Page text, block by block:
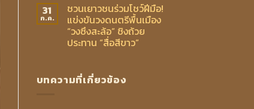
31
ก.ค.
ชวนเยาวชนร่วมโชว์ฝีมือ!
แข่งขันวงดนตรีพื้นเมือง
“วงซึงสะล้อ” ชิงถ้วย
ประทาน “สื่อสีขาว”
บทความที่เกี่ยวข้อง